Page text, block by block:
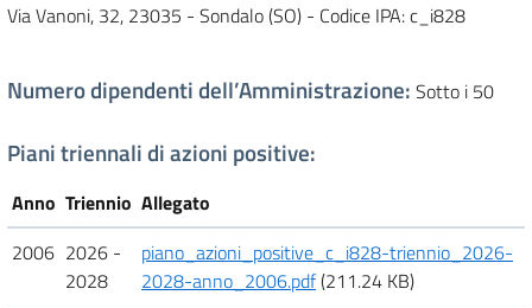
Via Vanoni, 32, 23035 - Sondalo (SO) - Codice IPA: c_i828
Numero dipendenti dell’Amministrazione: Sotto i 50
Piani triennali di azioni positive:
Anno Triennio Allegato
2006 2026 -
2028
piano_azioni_positive_c_i828-triennio_2026-
2028-anno_2006.pdf(211.24 KB)